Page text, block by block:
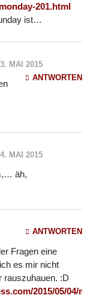
201.html
ist…
3. MAI 2015
ANTWORTEN
4. MAI 2015
äh,
ANTWORTEN
Fragen eine
es mir nicht
rauszuhauen. :D
2015/05/04/